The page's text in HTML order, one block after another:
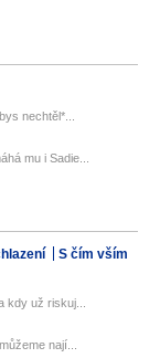
nechtěl*...
mu i Sadie...
S čím vším
už riskuj...
nají...